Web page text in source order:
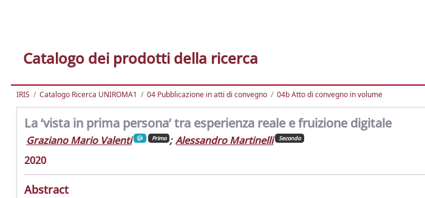
Catalogo dei prodotti della ricerca
IRIS Catalogo Ricerca UNIROMA1 04 Pubblicazione in atti di convegno 04b Atto di convegno in volume
La ‘vista in prima persona’ tra esperienza reale e fruizione digitale
Graziano Mario Valenti Primo ; Alessandro Martinelli Secondo
2020
Abstract